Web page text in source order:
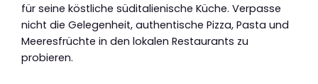
für seine köstliche süditalienische Küche. Verpasse
nicht die Gelegenheit, authentische Pizza, Pasta und
Meeresfrüchte in den lokalen Restaurants zu
probieren.